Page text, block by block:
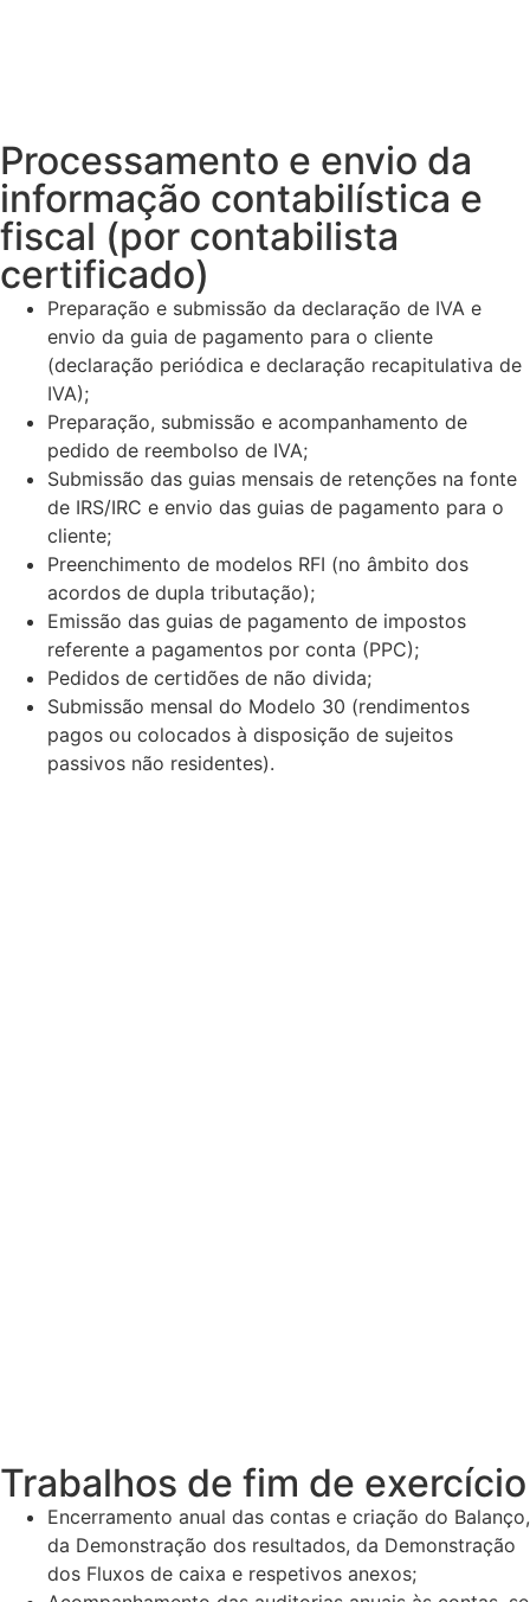
Processamento e envio da
informação contabilística e
fiscal (por contabilista
certificado)
Preparação e submissão da declaração de IVA e
envio da guia de pagamento para o cliente
(declaração periódica e declaração recapitulativa de
IVA);
Preparação, submissão e acompanhamento de
pedido de reembolso de IVA;
Submissão das guias mensais de retenções na fonte
de IRS/IRC e envio das guias de pagamento para o
cliente;
Preenchimento de modelos RFI (no âmbito dos
acordos de dupla tributação);
Emissão das guias de pagamento de impostos
referente a pagamentos por conta (PPC);
Pedidos de certidões de não divida;
Submissão mensal do Modelo 30 (rendimentos
pagos ou colocados à disposição de sujeitos
passivos não residentes).
Trabalhos de fim de exercício
Encerramento anual das contas e criação do Balanço,
da Demonstração dos resultados, da Demonstração
dos Fluxos de caixa e respetivos anexos;